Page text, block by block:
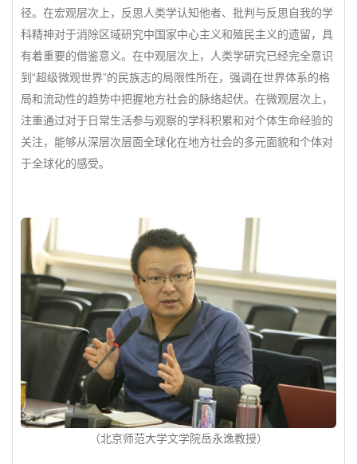
径。在宏观层次上，反思人类学认知他者、批判与反思自我的学
科精神对于消除区域研究中国家中心主义和殖民主义的遗留，具
有着重要的借鉴意义。在中观层次上，人类学研究已经完全意识
到“超级微观世界”的民族志的局限性所在，强调在世界体系的格
局和流动性的趋势中把握地方社会的脉络起伏。在微观层次上，
注重通过对于日常生活参与观察的学科积累和对个体生命经验的
关注，能够从深层次层面全球化在地方社会的多元面貌和个体对
于全球化的感受。
（北京师范大学文学院岳永逸教授）